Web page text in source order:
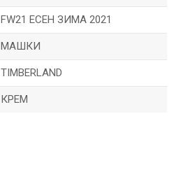
FW21 ЕСЕН ЗИМА 2021
МАШКИ
TIMBERLAND
КРЕМ